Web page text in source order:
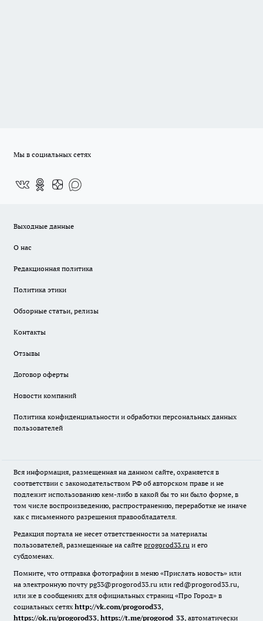
Мы в социальных сетях
Выходные данные
О нас
Редакционная политика
Политика этики
Обзорные статьи, релизы
Контакты
Отзывы
Договор оферты
Новости компаний
Политика конфиденциальности и обработки персональных данных
пользователей
Вся информация, размещенная на данном сайте, охраняется в
соответствии с законодательством РФ об авторском праве и не
подлежит использованию кем-либо в какой бы то ни было форме, в
том числе воспроизведению, распространению, переработке не иначе
как с письменного разрешения правообладателя.
Редакция портала не несет ответственности за материалы
пользователей, размещенные на сайте progorod33.ru и его
субдоменах.
Помните, что отправка фотографии в меню «Прислать новость» или
на электронную почту pg33@progorod33.ru или red@progorod33.ru,
или же в сообщениях для официальных страниц «Про Город» в
социальных сетях http://vk.com/progorod33,
https://ok.ru/progorod33, https://t.me/progorod_33, автоматически